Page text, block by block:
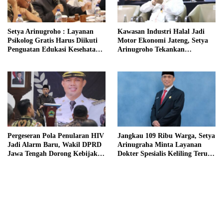
Setya Arinugroho : Layanan
Psikolog Gratis Harus Diikuti
Penguatan Edukasi Kesehatan
Kawasan Industri Halal Jadi
Motor Ekonomi Jateng, Setya
Arinugroho Tekankan
Pergeseran Pola Penularan HIV
Jadi Alarm Baru, Wakil DPRD
Jawa Tengah Dorong Kebijakan
Jangkau 109 Ribu Warga, Setya
Arinugraha Minta Layanan
Dokter Spesialis Keliling Terus